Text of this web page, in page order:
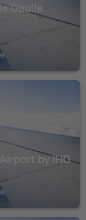
Gaulle
by IHG